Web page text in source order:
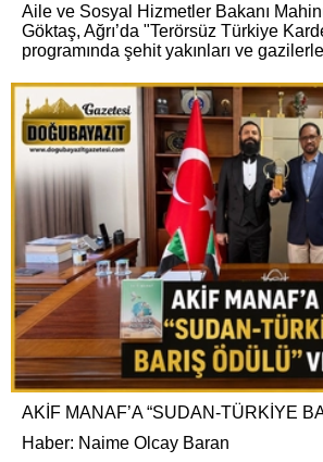
Aile ve Sosyal Hizmetler Bakanı
Göktaş, Ağrı’da "Terörsüz Türkiye
programında şehit yakınları ve
AKİF MANAF’A “SUDAN-TÜRKİYE
Haber: Naime Olcay Baran